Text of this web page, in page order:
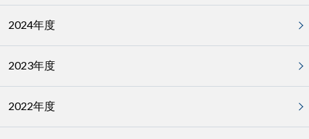
2024年度
2023年度
2022年度